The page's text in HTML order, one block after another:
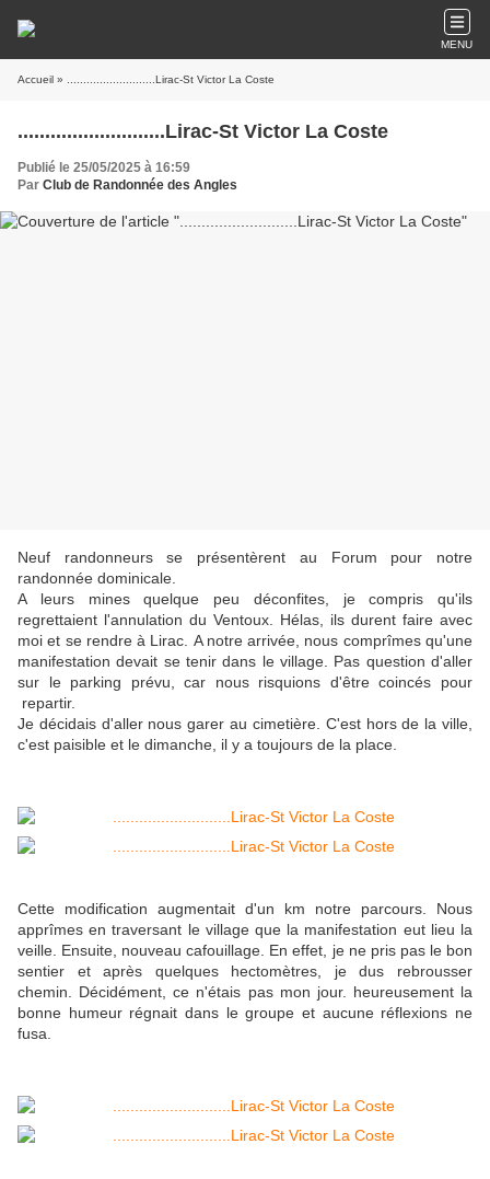
MENU
Accueil » ...........................Lirac-St Victor La Coste
...........................Lirac-St Victor La Coste
Publié le 25/05/2025 à 16:59
Par Club de Randonnée des Angles
Neuf randonneurs se présentèrent au Forum pour notre
randonnée dominicale.
A leurs mines quelque peu déconfites, je compris qu'ils
regrettaient l'annulation du Ventoux. Hélas, ils durent faire avec
moi et se rendre à Lirac. A notre arrivée, nous comprîmes qu'une
manifestation devait se tenir dans le village. Pas question d'aller
sur le parking prévu, car nous risquions d'être coincés pour
repartir.
Je décidais d'aller nous garer au cimetière. C'est hors de la ville,
c'est paisible et le dimanche, il y a toujours de la place.
Cette modification augmentait d'un km notre parcours. Nous
apprîmes en traversant le village que la manifestation eut lieu la
veille. Ensuite, nouveau cafouillage. En effet, je ne pris pas le bon
sentier et après quelques hectomètres, je dus rebrousser
chemin. Décidément, ce n'étais pas mon jour. heureusement la
bonne humeur régnait dans le groupe et aucune réflexions ne
fusa.